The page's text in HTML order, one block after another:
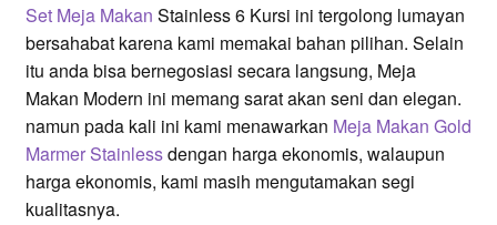
Set Meja Makan Stainless 6 Kursi ini tergolong lumayan
bersahabat karena kami memakai bahan pilihan. Selain
itu anda bisa bernegosiasi secara langsung, Meja
Makan Modern ini memang sarat akan seni dan elegan.
namun pada kali ini kami menawarkan Meja Makan Gold
Marmer Stainlessdengan harga ekonomis, walaupun
harga ekonomis, kami masih mengutamakan segi
kualitasnya.